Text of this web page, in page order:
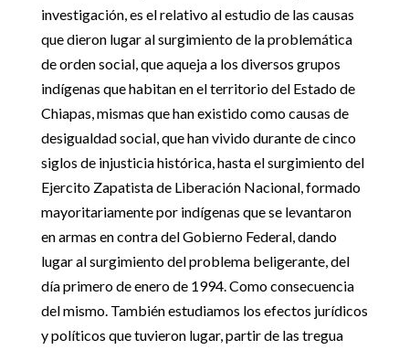
investigación, es el relativo al estudio de las causas
que dieron lugar al surgimiento de la problemática
de orden social, que aqueja a los diversos grupos
indígenas que habitan en el territorio del Estado de
Chiapas, mismas que han existido como causas de
desigualdad social, que han vivido durante de cinco
siglos de injusticia histórica, hasta el surgimiento del
Ejercito Zapatista de Liberación Nacional, formado
mayoritariamente por indígenas que se levantaron
en armas en contra del Gobierno Federal, dando
lugar al surgimiento del problema beligerante, del
día primero de enero de 1994. Como consecuencia
del mismo. También estudiamos los efectos jurídicos
y políticos que tuvieron lugar, partir de las tregua